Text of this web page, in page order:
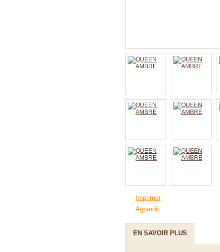
Imprimer
Agrandir
EN SAVOIR PLUS